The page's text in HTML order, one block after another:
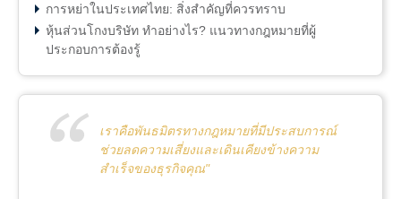
การหย่าในประเทศไทย: สิ่งสำคัญที่ควรทราบ
หุ้นส่วนโกงบริษัท ทำอย่างไร? แนวทางกฎหมายที่ผู้
ประกอบการต้องรู้
เราคือพันธมิตรทางกฎหมายที่มีประสบการณ์
ช่วยลดความเสี่ยงและเดินเคียงข้างความ
สำเร็จของธุรกิจคุณ"